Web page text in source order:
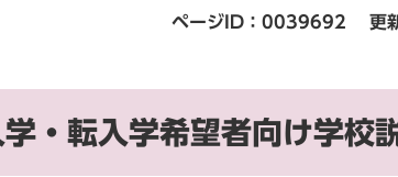
ページID：0039692
更
・転入学希望者向け学校